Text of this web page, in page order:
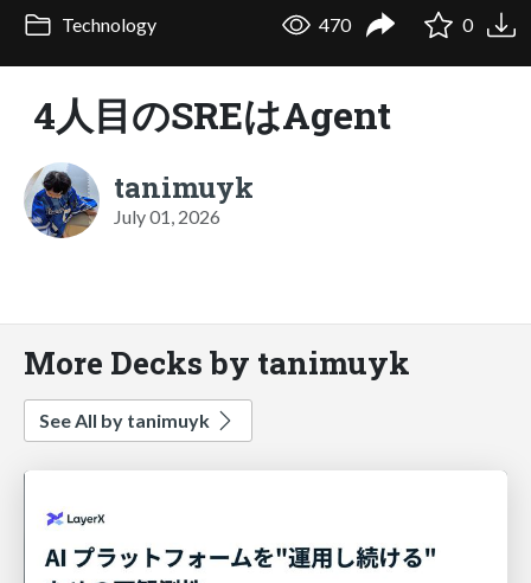
Technology 470 0
4人目のSREはAgent
tanimuyk
July 01, 2026
More Decks by tanimuyk
See All by tanimuyk